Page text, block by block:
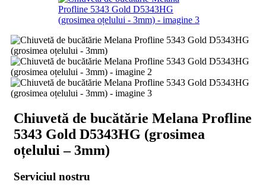
Chiuvetă de bucătărie Melana Profline
5343 Gold D5343HG (grosimea
oțelului – 3mm)
Serviciul nostru